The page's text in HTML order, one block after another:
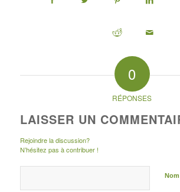
0
RÉPONSES
LAISSER UN
Rejoindre la discussion?
N’hésitez pas à contribuer !
Nom